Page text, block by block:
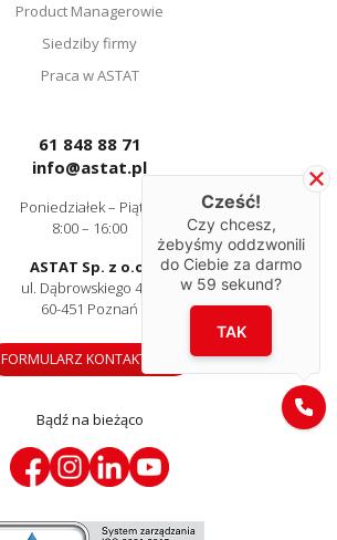
Product Managerowie
Siedziby firmy
Praca w ASTAT
61 848 88 71
info@astat.pl
Poniedziałek – Piątek
8:00 – 16:00
ASTAT Sp. z o.o.
ul. Dąbrowskiego 441
60-451 Poznań
FORMULARZ KONTAKTOWY
Bądź na bieżąco
Cześć!
Czy chcesz,
żebyśmy oddzwonili
do Ciebie za darmo
w 59 sekund?
TAK